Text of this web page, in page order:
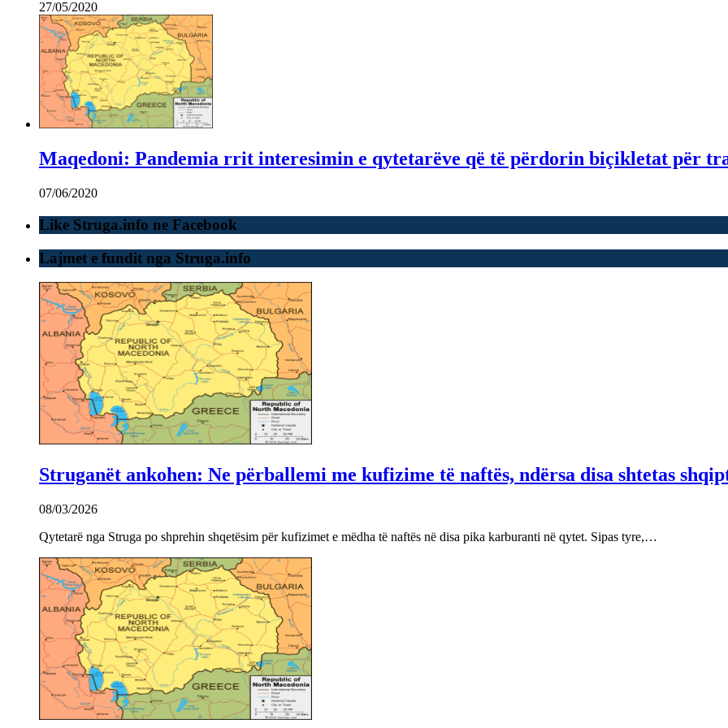
27/05/2020
Maqedoni: Pandemia rrit interesimin e qytetarëve që të përdorin biçikletat për
07/06/2020
Like Struga.info ne Facebook
Lajmet e fundit nga Struga.info
Struganët ankohen: Ne përballemi me kufizime të naftës, ndërsa disa shtetas
08/03/2026
Qytetarë nga Struga po shprehin shqetësim për kufizimet e mëdha të naftës në disa pika karburanti në qytet. Sipas tyre,…